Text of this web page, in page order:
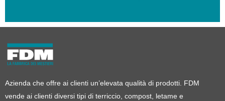
Azienda che offre ai clienti un’elevata qualità di prodotti. FDM
vende ai clienti diversi tipi di terriccio, compost, letame e